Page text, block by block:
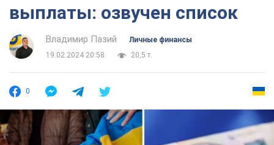
выплаты: озвучен список
Владимир Пазий
Личные финансы
19.02.2024 20:58
20,5 т.
0